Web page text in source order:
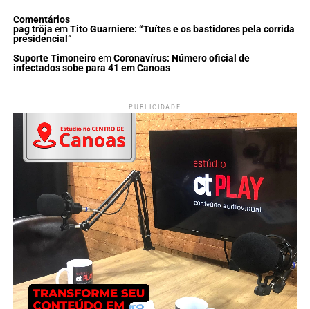
Comentários
pag tröja emTito Guarniere: “Tuítes e os bastidores pela corrida
presidencial”
Suporte TimoneiroemCoronavírus: Número oficial de
infectados sobe para 41 em Canoas
PUBLICIDADE